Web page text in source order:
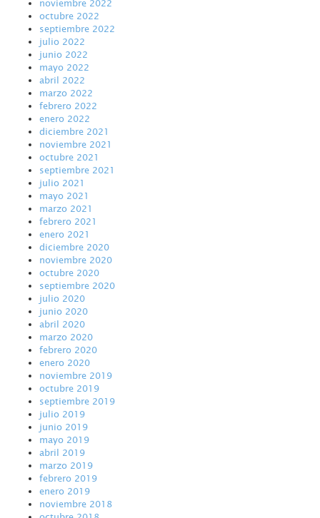
noviembre 2022
octubre 2022
septiembre 2022
julio 2022
junio 2022
mayo 2022
abril 2022
marzo 2022
febrero 2022
enero 2022
diciembre 2021
noviembre 2021
octubre 2021
septiembre 2021
julio 2021
mayo 2021
marzo 2021
febrero 2021
enero 2021
diciembre 2020
noviembre 2020
octubre 2020
septiembre 2020
julio 2020
junio 2020
abril 2020
marzo 2020
febrero 2020
enero 2020
noviembre 2019
octubre 2019
septiembre 2019
julio 2019
junio 2019
mayo 2019
abril 2019
marzo 2019
febrero 2019
enero 2019
noviembre 2018